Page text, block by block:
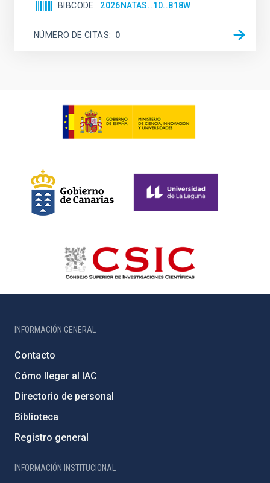
BIBCODE 2026NATAS..10..818W
NÚMERO DE CITAS 0
INFORMACIÓN GENERAL
Contacto
Cómo llegar al IAC
Directorio de personal
Biblioteca
Registro general
INFORMACIÓN INSTITUCIONAL